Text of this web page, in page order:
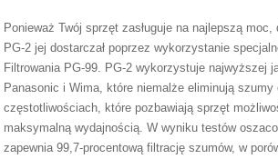
Ponieważ Twój sprzęt zasługuje na najlepszą moc,
PG-2 jej dostarczał poprzez wykorzystanie
Filtrowania PG-99. PG-2 wykorzystuje najwyższej
Panasonic i Wima, które niemalże eliminują szumy
częstotliwościach, które pozbawiają sprzęt
maksymalną wydajnością. W wyniku testów
zapewnia 99,7-procentową filtrację szumów, w